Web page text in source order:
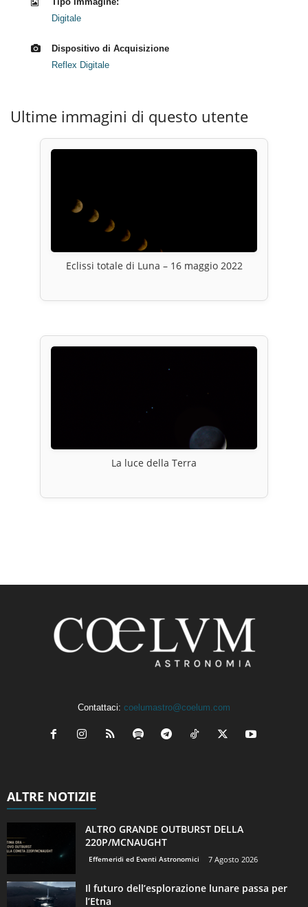
Digitale
Dispositivo di Acquisizione
Reflex Digitale
Ultime immagini di questo utente
Eclissi totale di Luna – 16 maggio 2022
La luce della Terra
Contattaci: coelumastro@coelum.com
ALTRE NOTIZIE
ALTRO GRANDE OUTBURST DELLA
220P/MCNAUGHT
Effemeridi ed Eventi Astronomici 7 Agosto 2026
Il futuro dell’esplorazione lunare passa per
l’Etna